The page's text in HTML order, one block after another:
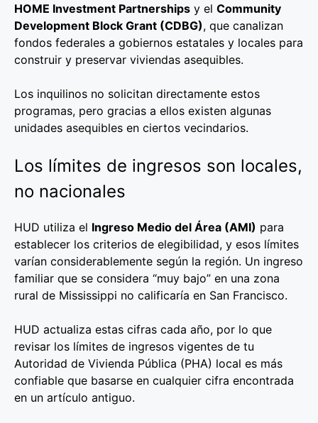
HOME Investment Partnerships y el Community
Development Block Grant (CDBG), que canalizan
fondos federales a gobiernos estatales y locales para
construir y preservar viviendas asequibles.
Los inquilinos no solicitan directamente estos
programas, pero gracias a ellos existen algunas
unidades asequibles en ciertos vecindarios.
Los límites de ingresos son locales,
no nacionales
HUD utiliza el Ingreso Medio del Área (AMI) para
establecer los criterios de elegibilidad, y esos límites
varían considerablemente según la región. Un ingreso
familiar que se considera “muy bajo” en una zona
rural de Mississippi no calificaría en San Francisco.
HUD actualiza estas cifras cada año, por lo que
revisar los límites de ingresos vigentes de tu
Autoridad de Vivienda Pública (PHA) local es más
confiable que basarse en cualquier cifra encontrada
en un artículo antiguo.